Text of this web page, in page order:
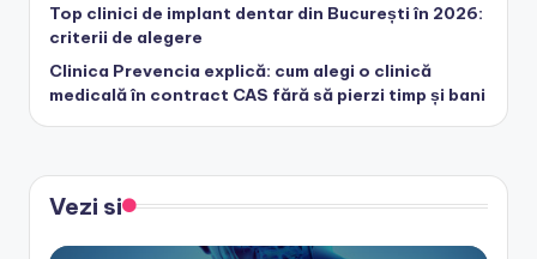
Top clinici de implant dentar din București în 2026:
criterii de alegere
Clinica Prevencia explică: cum alegi o clinică
medicală în contract CAS fără să pierzi timp și bani
Vezi si